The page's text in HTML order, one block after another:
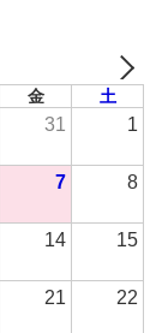
金 土
31 1
7 8
14 15
21 22